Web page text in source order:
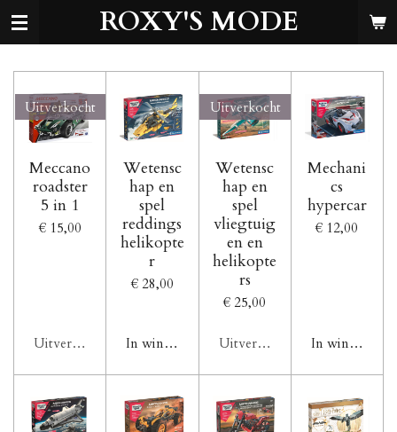
Ga
de
hoofdinhoud
ROXY'S MODE
Uitverkocht
Meccano
roadster
5 in 1
€ 15,00
Uitverkocht
Wetensc
hap en
spel
reddings
helikopte
r
€ 28,00
In winkelwagen
Uitverkocht
Wetensc
hap en
spel
vliegtuig
en en
helikopte
rs
€ 25,00
Uitverkocht
Mechani
cs
hypercar
€ 12,00
In